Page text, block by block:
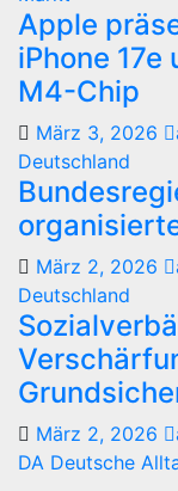
Apple
iPhone 17e
M4-Chip
März 3, 2026
Deutschland
März 2, 2026
Deutschland
März 2, 2026
DA Deutsche